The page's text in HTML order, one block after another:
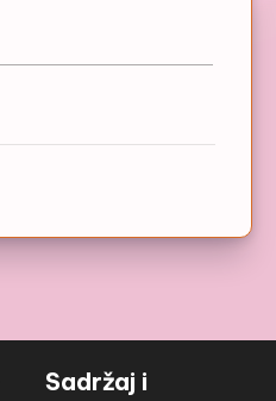
Sadržaj i